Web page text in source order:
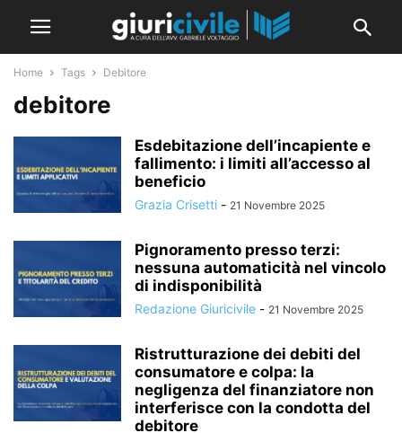
Home Tags Debitore
debitore
Esdebitazione dell’incapiente e
fallimento: i limiti all’accesso al
beneficio
Grazia Crisetti - 21 Novembre 2025
Pignoramento presso terzi:
nessuna automaticità nel vincolo
di indisponibilità
Redazione Giuricivile - 21 Novembre 2025
Ristrutturazione dei debiti del
consumatore e colpa: la
negligenza del finanziatore non
interferisce con la condotta del
debitore